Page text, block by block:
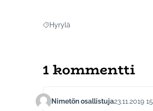
Rajaa tulokset aihepiirin mukaan:
Hyrylä
1 kommentti
Kommentti 246
Nimetön osallistuja23.11.2019